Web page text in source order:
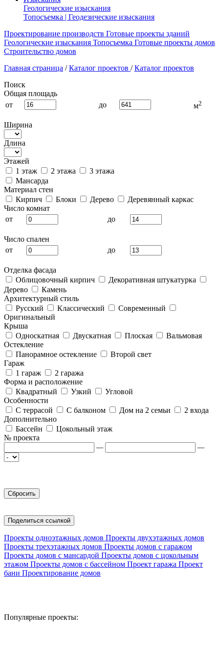
Геологические изыскания
Топосъемка | Геодезические изыскания
Проектирование производств Готовые проекты зданий
Геологические изыскания Топосъемка Готовые проекты домов
Строительство домов
Главная страница / Каталог проектов / Каталог проектов
Поиск
Общая площадь
от
до м2
Ширина
Длина
Этажей
1 этаж
2 этажа
3 этажа
Мансарда
Материал стен
Кирпич
Блоки Дерево
Деревянный каркас
Число комнат
от
до
Число спален
от
до
Отделка фасада
Облицовочный кирпич
Декоративная штукатурка
Дерево
Камень
Архитектурный стиль
Русский
Классический
Современный
Оригинальный
Крыша
Односкатная
Двускатная Плоская
Вальмовая
Остекление
Панорамное остекление
Второй свет
Гараж
1 гараж
2 гаража
Форма и расположение
Квадратный
Узкий
Угловой
Особенности
С террасой
С балконом Дом на 2 семьи
2 входа
Дополнительно
Бассейн
Цокольный этаж
№ проекта
—
—
Поделиться ссылкой
Проекты одноэтажных домов Проекты двухэтажных домов
Проекты трехэтажных домов Проекты домов с гаражом
Проекты домов с мансардой Проекты домов с цокольным
этажом Проекты домов с бассейном Проект гаража Проект
бани Проектирование домов
Популярные проекты: